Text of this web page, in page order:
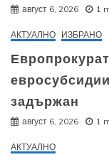
август 6, 2026 1
АКТУАЛНО ИЗБРАНО
задържан
август 6, 2026 1
АКТУАЛНО